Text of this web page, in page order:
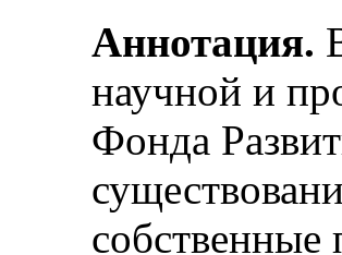
Аннотация.
научной и
Фонда